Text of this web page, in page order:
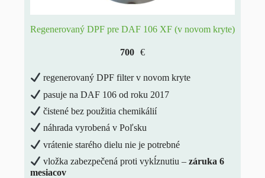
Regenerovaný DPF pre DAF 106 XF (v novom kryte)
700 €
regenerovaný DPF filter v novom kryte
pasuje na DAF 106 od roku 2017
čistené bez použitia chemikálií
náhrada vyrobená v Poľsku
vrátenie starého dielu nie je potrebné
vložka zabezpečená proti vykĺznutiu –záruka 6
mesiacov